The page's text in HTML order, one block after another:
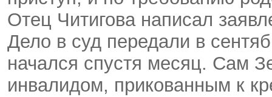
Отец Читигова написал
Дело в суд передали в
начался спустя месяц. Сам
инвалидом, прикованным к